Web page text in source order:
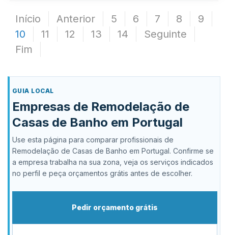
Início Anterior 5 6 7 8
9
10
11 12 13 14
Seguinte
Fim
GUIA LOCAL
Empresas de Remodelação de
Casas de Banho em Portugal
Use esta página para comparar profissionais de
Remodelação de Casas de Banho em Portugal. Confirme se
a empresa trabalha na sua zona, veja os serviços indicados
no perfil e peça orçamentos grátis antes de escolher.
Pedir orçamento grátis